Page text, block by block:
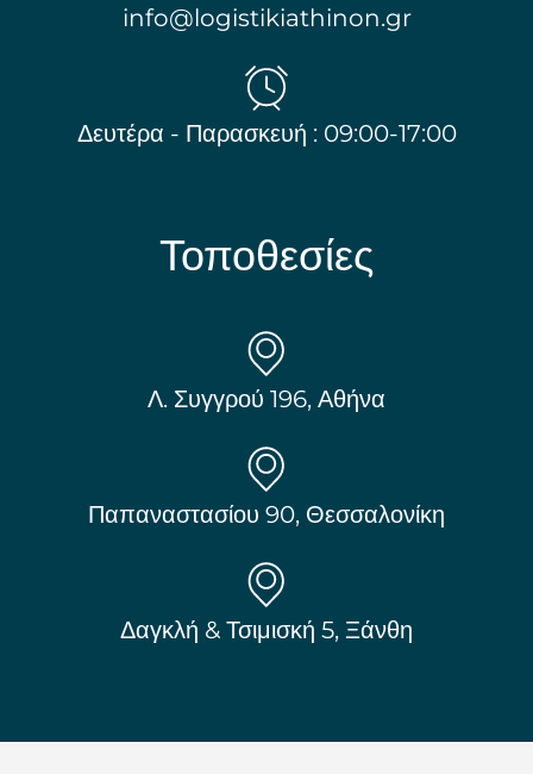
info@logistikiathinon.gr
Δευτέρα - Παρασκευή : 09:00-17:00
Τοποθεσίες
Λ. Συγγρού 196, Αθήνα
Παπαναστασίου 90, Θεσσαλονίκη
Δαγκλή & Τσιμισκή 5, Ξάνθη